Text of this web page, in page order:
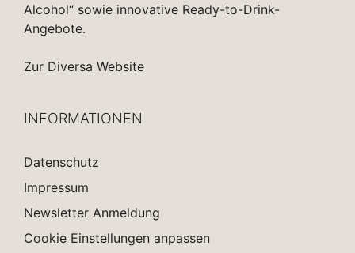
Alcohol“ sowie innovative Ready-to-Drink-
Angebote.
Zur Diversa Website
INFORMATIONEN
Datenschutz
Impressum
Newsletter Anmeldung
Cookie Einstellungen anpassen